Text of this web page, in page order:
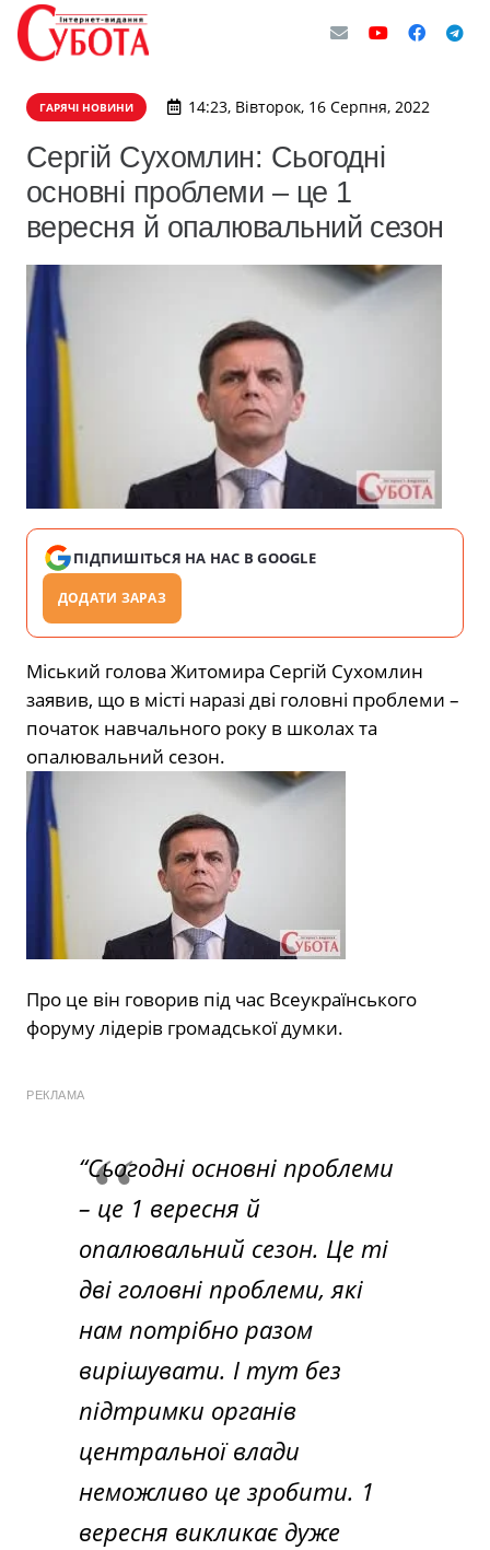
ГАРЯЧІ НОВИНИ 14:23, Вівторок, 16 Серпня, 2022
Сергій Сухомлин: Сьогодні
основні проблеми – це 1
вересня й опалювальний сезон
ПІДПИШІТЬСЯ НА НАС В GOOGLE
ДОДАТИ ЗАРАЗ
Міський голова Житомира Сергій Сухомлин
заявив, що в місті наразі дві головні проблеми –
початок навчального року в школах та
опалювальний сезон.
Про це він говорив під час Всеукраїнського
форуму лідерів громадської думки.
РЕКЛАМА
“Сьогодні основні проблеми
– це 1 вересня й
опалювальний сезон. Це ті
дві головні проблеми, які
нам потрібно разом
вирішувати. І тут без
підтримки органів
центральної влади
неможливо це зробити. 1
вересня викликає дуже